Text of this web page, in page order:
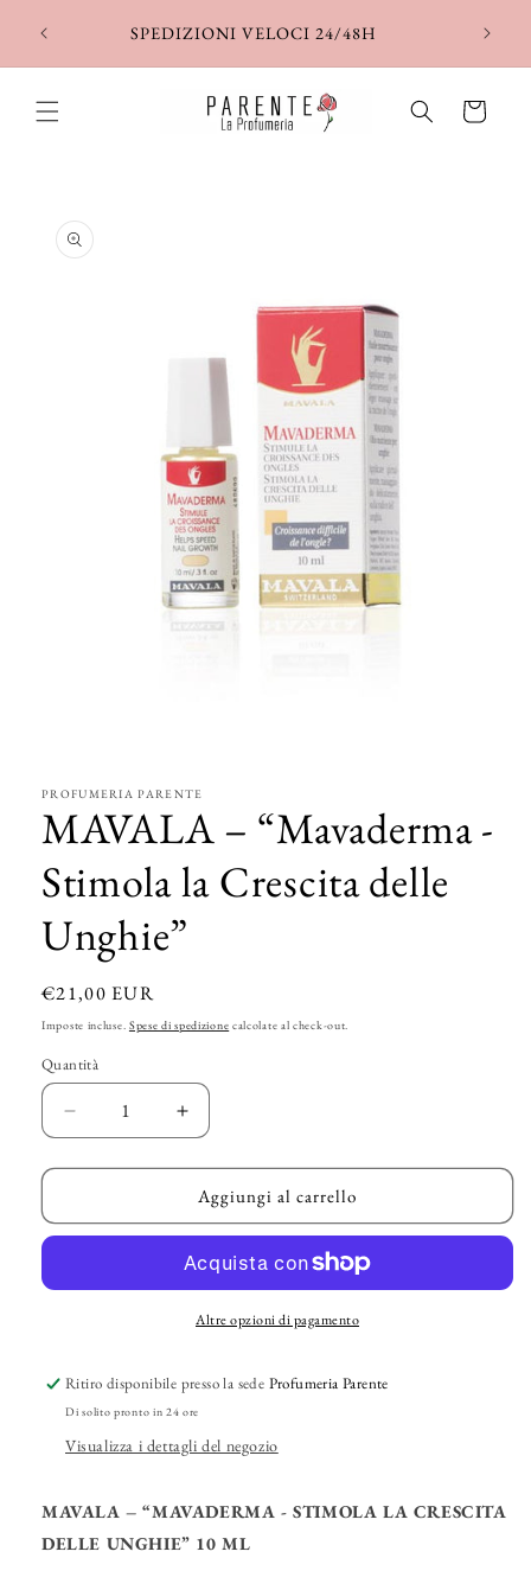
direttamente
SPEDIZIONI VELOCI 24/48H
Carrello
informazioni
sul prodotto
finestra
modale
PROFUMERIA PARENTE
MAVALA – “Mavaderma -
Stimola la Crescita delle
Unghie”
Prezzo
di
€21,00 EUR
Imposte incluse. Spese di spedizione calcolate al check-out.
Quantità
Diminuisci
quantità
per
–
Stimola
Unghie”
Aumenta
quantità
per
MAVALA
–
-
Stimola
la
Unghie”
Aggiungi al carrello
Altre opzioni di pagamento
Ritiro disponibile presso la sede Profumeria Parente
Di solito pronto in 24 ore
Visualizza i dettagli del negozio
MAVALA – “MAVADERMA - STIMOLA LA CRESCITA
DELLE UNGHIE” 10 ML